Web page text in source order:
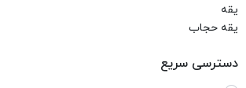
یقه
یقه حجاب
دسترسی سریع